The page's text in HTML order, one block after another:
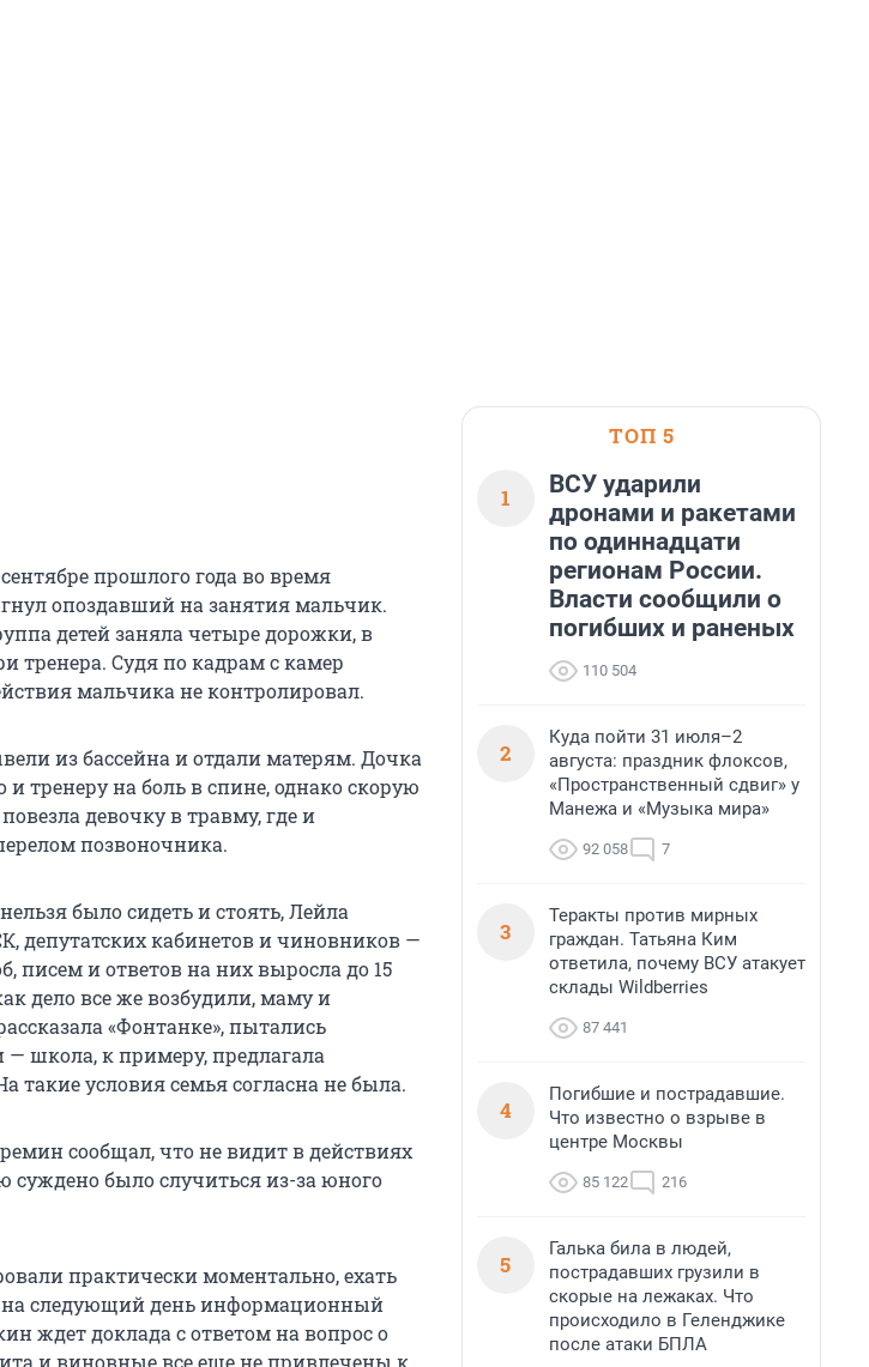
прошлого года во время
опоздавший на занятия мальчик.
детей заняла четыре дорожки, в
тренера. Судя по кадрам с камер
мальчика не контролировал.
из бассейна и отдали матерям. Дочка
тренеру на боль в спине, однако скорую
девочку в травму, где и
позвоночника.
было сидеть и стоять, Лейла
депутатских кабинетов и чиновников —
писем и ответов на них выросла до 15
дело все же возбудили, маму и
«Фонтанке», пытались
школа, к примеру, предлагала
такие условия семья согласна не была.
сообщал, что не видит в действиях
суждено было случиться из-за юного
практически моментально, ехать
на следующий день информационный
ждет доклада с ответом на вопрос о
и виновные все еще не привлечены к
ТОП 5
1
ВСУ ударили
дронами и ракетами
по одиннадцати
регионам России.
Власти сообщили о
погибших и раненых
110 504
2
Куда пойти 31 июля–2
августа: праздник флоксов,
«Пространственный сдвиг» у
Манежа и «Музыка мира»
92 058 7
3
Теракты против мирных
граждан. Татьяна Ким
ответила, почему ВСУ атакует
склады Wildberries
87 441
4
Погибшие и пострадавшие.
Что известно о взрыве в
центре Москвы
85 122 216
5
Галька била в людей,
пострадавших грузили в
скорые на лежаках. Что
происходило в Геленджике
после атаки БПЛА